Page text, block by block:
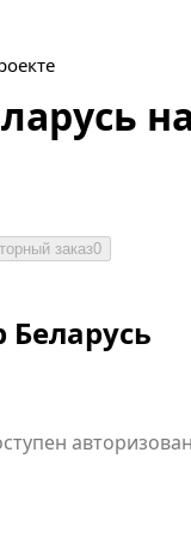
на
заказ0
Скидка по Промокоду не